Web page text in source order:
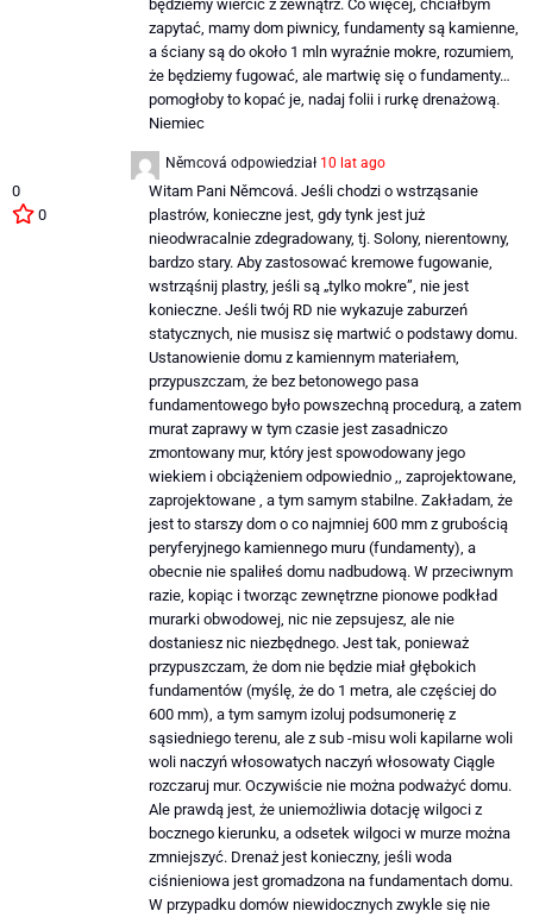
będziemy wiercić z zewnątrz. Co więcej, chciałbym
zapytać, mamy dom piwnicy, fundamenty są kamienne,
a ściany są do około 1 mln wyraźnie mokre, rozumiem,
że będziemy fugować, ale martwię się o fundamenty…
pomogłoby to kopać je, nadaj folii i rurkę drenażową.
Niemiec
Němcová odpowiedział 10 lat ago
0
0
Witam Pani Němcová. Jeśli chodzi o wstrząsanie
plastrów, konieczne jest, gdy tynk jest już
nieodwracalnie zdegradowany, tj. Solony, nierentowny,
bardzo stary. Aby zastosować kremowe fugowanie,
wstrząśnij plastry, jeśli są „tylko mokre”, nie jest
konieczne. Jeśli twój RD nie wykazuje zaburzeń
statycznych, nie musisz się martwić o podstawy domu.
Ustanowienie domu z kamiennym materiałem,
przypuszczam, że bez betonowego pasa
fundamentowego było powszechną procedurą, a zatem
murat zaprawy w tym czasie jest zasadniczo
zmontowany mur, który jest spowodowany jego
wiekiem i obciążeniem odpowiednio ,, zaprojektowane,
zaprojektowane , a tym samym stabilne. Zakładam, że
jest to starszy dom o co najmniej 600 mm z grubością
peryferyjnego kamiennego muru (fundamenty), a
obecnie nie spaliłeś domu nadbudową. W przeciwnym
razie, kopiąc i tworząc zewnętrzne pionowe podkład
murarki obwodowej, nic nie zepsujesz, ale nie
dostaniesz nic niezbędnego. Jest tak, ponieważ
przypuszczam, że dom nie będzie miał głębokich
fundamentów (myślę, że do 1 metra, ale częściej do
600 mm), a tym samym izoluj podsumonerię z
sąsiedniego terenu, ale z sub -misu woli kapilarne woli
woli naczyń włosowatych naczyń włosowaty Ciągle
rozczaruj mur. Oczywiście nie można podważyć domu.
Ale prawdą jest, że uniemożliwia dotację wilgoci z
bocznego kierunku, a odsetek wilgoci w murze można
zmniejszyć. Drenaż jest konieczny, jeśli woda
ciśnieniowa jest gromadzona na fundamentach domu.
W przypadku domów niewidocznych zwykle się nie